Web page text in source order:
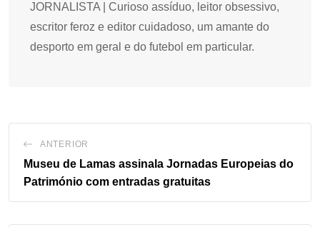
JORNALISTA | Curioso assíduo, leitor obsessivo,
escritor feroz e editor cuidadoso, um amante do
desporto em geral e do futebol em particular.
ANTERIOR
Museu de Lamas assinala Jornadas Europeias do
Património com entradas gratuitas